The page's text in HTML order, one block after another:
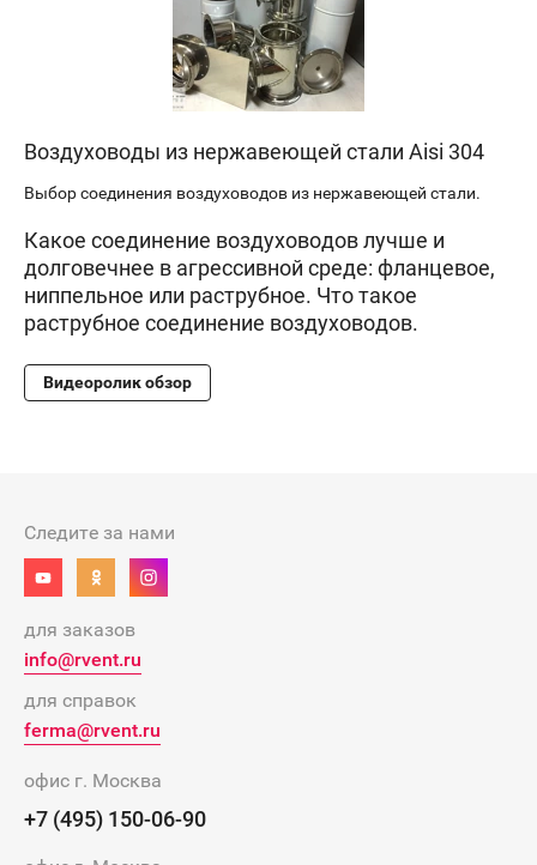
Воздуховоды из нержавеющей стали Aisi 304
Выбор соединения воздуховодов из нержавеющей стали.
Какое соединение воздуховодов лучше и
долговечнее в агрессивной среде: фланцевое,
ниппельное или раструбное. Что такое
раструбное соединение воздуховодов.
Видеоролик обзор
офис г. Москва
+7 (495) 150-06-90
для заказов
info@rvent.ru
для справок
ferma@rvent.ru
Следите за нами